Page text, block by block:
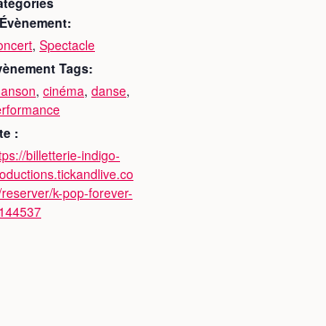
, Spectacle
Tags:
, cinéma, danse,
:
billetterie-indigo-
k-pop-forever-